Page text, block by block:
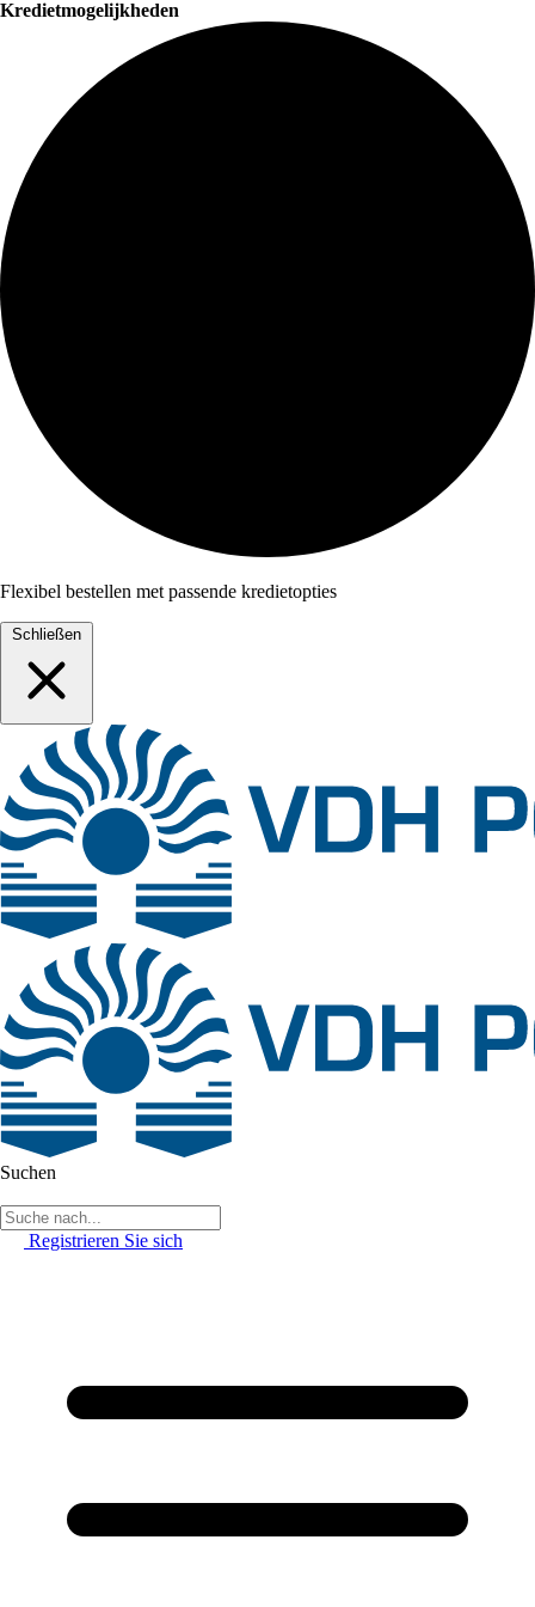
Kredietmogelijkheden
Flexibel bestellen met passende kredietopties
Schließen
Suchen
Registrieren Sie sich